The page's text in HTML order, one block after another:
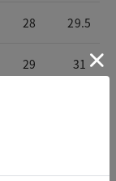
28 29.5
29 31